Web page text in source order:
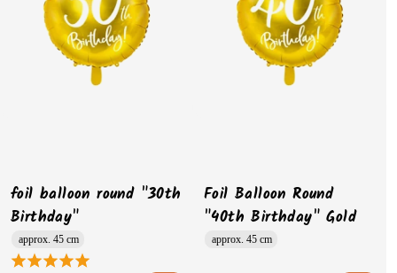
foil balloon round "30th
Birthday"
approx. 45 cm
Foil Balloon Round
"40th Birthday" Gold
approx. 45 cm